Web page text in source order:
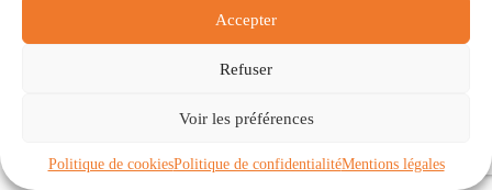
Accepter
Refuser
Voir les préférences
Politique de cookiesPolitique de confidentialitéMentions légales
Communautés
À propos
Politique de cookies (UE)